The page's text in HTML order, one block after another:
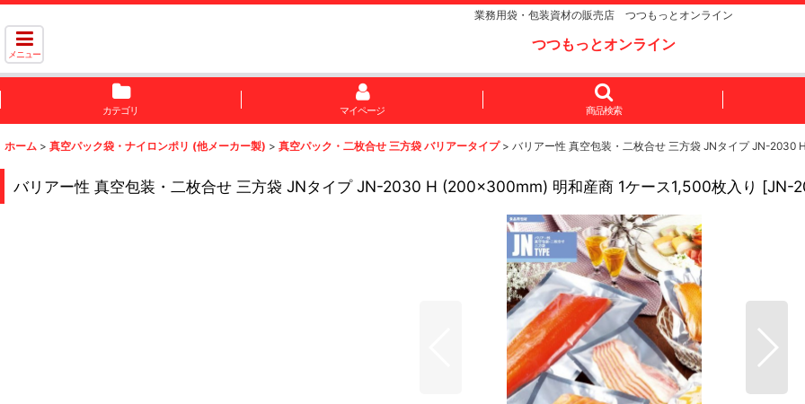
業務用袋・包装資材の販売店 つつもっとオンライン
メニュー
つつもっとオンライン
カテゴリ マイページ 商品検索
ホーム > 真空パック袋・ナイロンポリ (他メーカー製) > 真空パック・二枚合せ 三方袋 バリアータイプ > バリアー性 真空包装・二枚合せ 三方袋 JNタイプ JN-2030
バリアー性 真空包装・二枚合せ 三方袋 JNタイプ JN-2030 H (200×300mm) 明和産商 1ケース1,500枚入り [JN-